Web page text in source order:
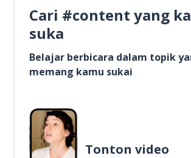
Cari #content yang
suka
Belajar berbicara dalam topik
memang kamu sukai
Tonton video